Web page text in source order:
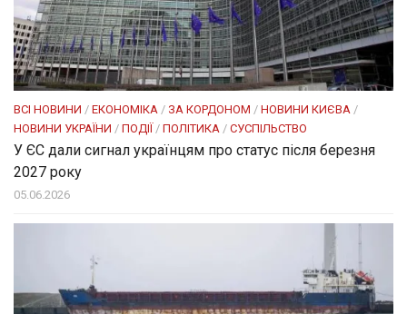
ВСІ НОВИНИ / ЕКОНОМІКА / ЗА КОРДОНОМ / НОВИНИ КИЄВА /
НОВИНИ УКРАЇНИ / ПОДІЇ/ ПОЛІТИКА / СУСПІЛЬСТВО
У ЄС дали сигнал українцям про статус після березня
2027 року
05.06.2026